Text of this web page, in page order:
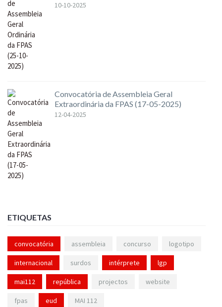
10-10-2025
Convocatória de Assembleia Geral
Extraordinária da FPAS (17-05-2025)
12-04-2025
ETIQUETAS
convocatória assembleia concurso logotipo
internacional surdos intérprete lgp
mai112 república projectos website
fpas eud MAI 112